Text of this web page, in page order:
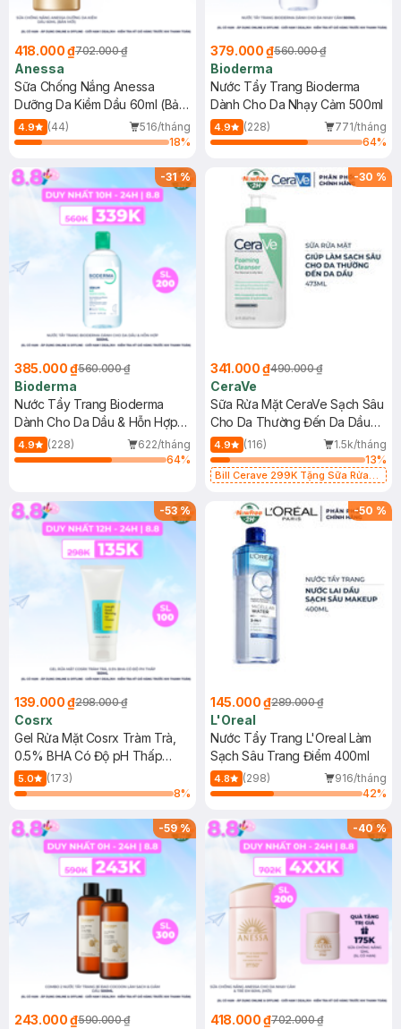
418.000 ₫702.000 ₫
Anessa
Sữa Chống Nắng Anessa
Dưỡng Da Kiềm Dầu 60ml (Bản
Mới)
4.9 (44)
516/tháng
18%
379.000 ₫560.000 ₫
Bioderma
Nước Tẩy Trang Bioderma
Dành Cho Da Nhạy Cảm 500ml
4.9 (228)
771/tháng
64%
-31%
385.000 ₫560.000 ₫
Bioderma
Nước Tẩy Trang Bioderma
Dành Cho Da Dầu & Hỗn Hợp
500ml
4.9 (228)
622/tháng
64%
-30 %
341.000 ₫490.000 ₫
CeraVe
Sữa Rửa Mặt CeraVe Sạch Sâu
Cho Da Thường Đến Da Dầu
473ml
4.9 (116)
1.5k/tháng
13%
Bill Cerave 299K Tặng Sữa Rửa
-53%
139.000 ₫298.000 ₫
Cosrx
Gel Rửa Mặt Cosrx Tràm Trà,
0.5% BHA Có Độ pH Thấp
150ml
5.0
(173)
8%
-50 %
145.000 ₫289.000 ₫
L'Oreal
Nước Tẩy Trang L'Oreal Làm
Sạch Sâu Trang Điểm 400ml
4.8 (298)
916/tháng
42%
-59%
243.000 ₫590.000 ₫
-40%
418.000 ₫702.000 ₫